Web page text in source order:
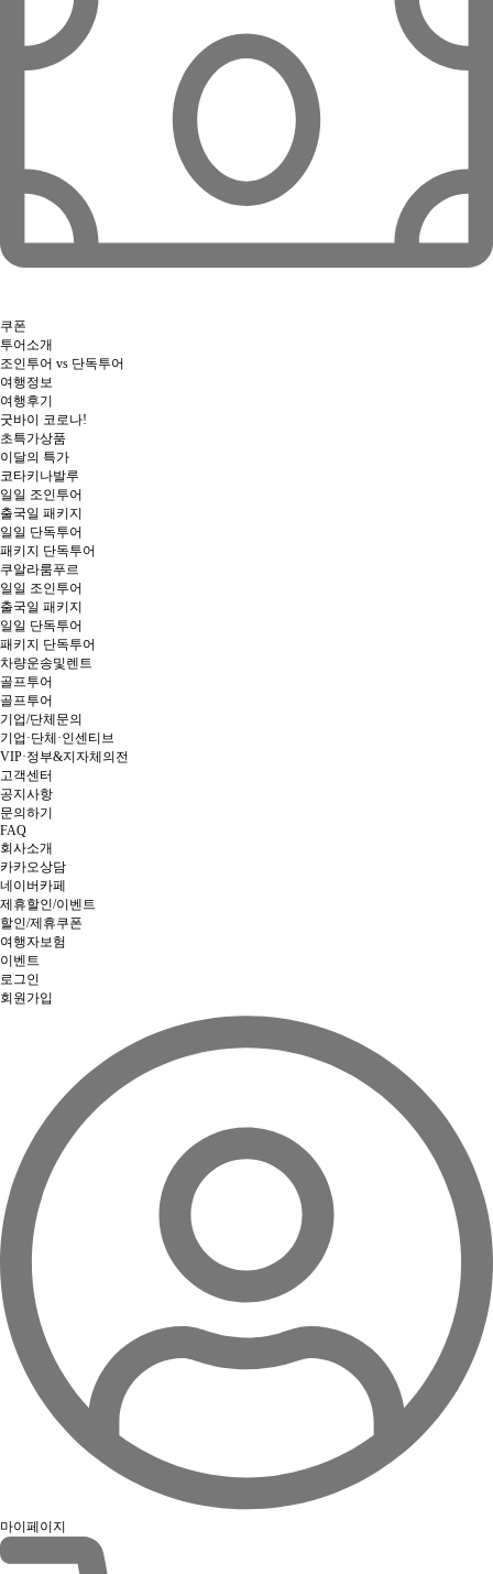
쿠폰
투어소개
조인투어 vs 단독투어
여행정보
여행후기
굿바이 코로나!
초특가상품
이달의 특가
코타키나발루
일일 조인투어
출국일 패키지
일일 단독투어
패키지 단독투어
쿠알라룸푸르
일일 조인투어
출국일 패키지
일일 단독투어
패키지 단독투어
차량운송및렌트
골프투어
골프투어
기업/단체문의
기업·단체·인센티브
VIP·정부&지자체의전
고객센터
공지사항
문의하기
FAQ
회사소개
카카오상담
네이버카페
제휴할인/이벤트
할인/제휴쿠폰
여행자보험
이벤트
로그인
회원가입
마이페이지